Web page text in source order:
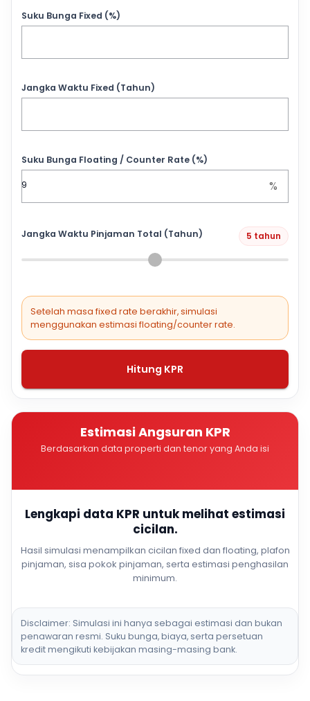
Suku Bunga Fixed (%)
Jangka Waktu Fixed (Tahun)
Suku Bunga Floating / Counter Rate (%)
%
Jangka Waktu Pinjaman Total (Tahun) 5 tahun
Setelah masa fixed rate berakhir, simulasi
menggunakan estimasi floating/counter rate.
Hitung KPR
Estimasi Angsuran KPR
Berdasarkan data properti dan tenor yang Anda isi
Lengkapi data KPR untuk melihat estimasi
cicilan.
Hasil simulasi menampilkan cicilan fixed dan floating, plafon
pinjaman, sisa pokok pinjaman, serta estimasi penghasilan
minimum.
Disclaimer: Simulasi ini hanya sebagai estimasi dan bukan
penawaran resmi. Suku bunga, biaya, serta persetuan
kredit mengikuti kebijakan masing-masing bank.